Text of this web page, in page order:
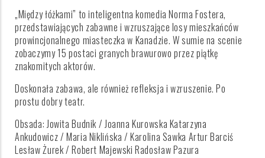
„Między łóżkami” to inteligentna komedia Norma Fostera,
przedstawiających zabawne i wzruszające losy mieszkańców
prowincjonalnego miasteczka w Kanadzie. W sumie na scenie
zobaczymy 15 postaci granych brawurowo przez piątkę
znakomitych aktorów.
Doskonała zabawa, ale również refleksja i wzruszenie. Po
prostu dobry teatr.
Obsada: Jowita Budnik / Joanna Kurowska Katarzyna
Ankudowicz / Maria Niklińska / Karolina Sawka Artur Barciś
Lesław Żurek / Robert Majewski Radosław Pazura